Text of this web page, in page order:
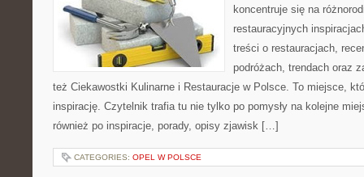
koncentruje się na
restauracyjnych
treści o restauracjach,
podróżach, trendach oraz
też Ciekawostki Kulinarne i Restauracje w Polsce. To miejsce,
inspirację. Czytelnik trafia tu nie tylko po pomysły na kolejne
również po inspiracje, porady, opisy zjawisk […]
CATEGORIES: OPEL W POLSCE